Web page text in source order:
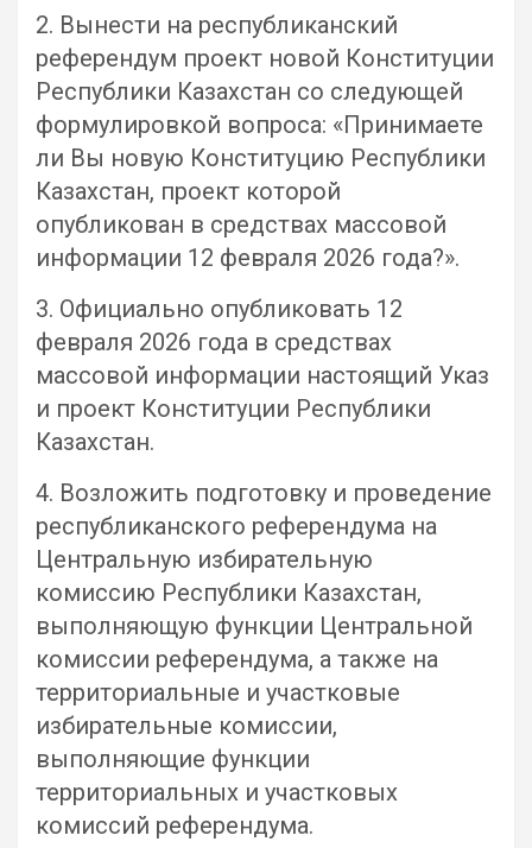
2. Вынести на республиканский
референдум проект новой Конституции
Республики Казахстан со следующей
формулировкой вопроса: «Принимаете
ли Вы новую Конституцию Республики
Казахстан, проект которой
опубликован в средствах массовой
информации 12 февраля 2026 года?».
3. Официально опубликовать 12
февраля 2026 года в средствах
массовой информации настоящий Указ
и проект Конституции Республики
Казахстан.
4. Возложить подготовку и проведение
республиканского референдума на
Центральную избирательную
комиссию Республики Казахстан,
выполняющую функции Центральной
комиссии референдума, а также на
территориальные и участковые
избирательные комиссии,
выполняющие функции
территориальных и участковых
комиссий референдума.